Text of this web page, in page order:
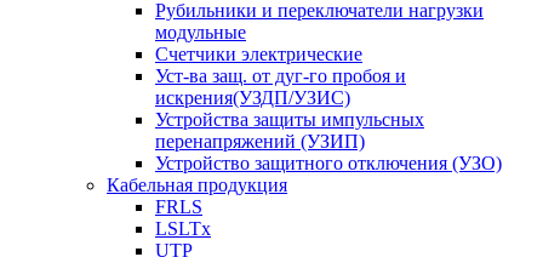
Рубильники и переключатели нагрузки
модульные
Счетчики электрические
Уст-ва защ. от дуг-го пробоя и
искрения(УЗДП/УЗИС)
Устройства защиты импульсных
перенапряжений (УЗИП)
Устройство защитного отключения (УЗО)
Кабельная продукция
FRLS
LSLTx
UTP